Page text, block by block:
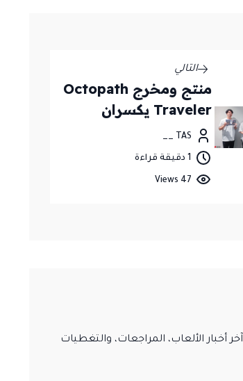
التالي
منتج ومخرج Octopath
Traveler يكسران
الصمت حول الجزء
الثالث المنتظر
TAS __
1 دقيقة قراءة
الألعاب، المراجعات، والتغطيات